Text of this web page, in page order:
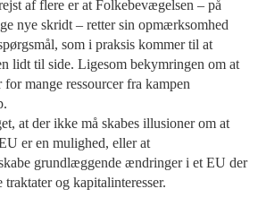
af flere er at Folkebevægelsen – på
nye skridt – retter sin opmærksomhed
som i praksis kommer til at
lidt til side. Ligesom bekymringen om at
for mange ressourcer fra kampen
at der ikke må skabes illusioner om at
er en mulighed, eller at
grundlæggende ændringer i et EU der
traktater og kapitalinteresser.